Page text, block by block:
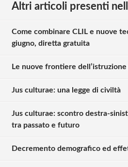
Altri articoli presenti
Come combinare CLIL e nuove
giugno, diretta gratuita
Le nuove frontiere
Jus culturae: una legge di civiltà
Jus culturae: scontro destra-
tra passato e futuro
Decremento demografico ed